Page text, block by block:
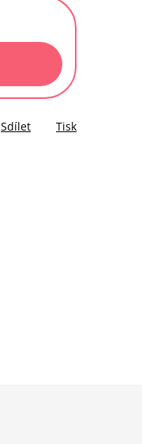
Tisk
Sdílet